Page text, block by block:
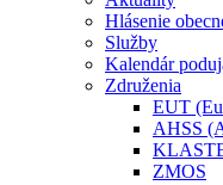
Hlásenie
Služby
Kalendár
Združenia
EUT
AHSS
ZMOS